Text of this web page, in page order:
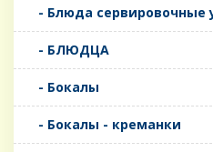
- Блюда сервировочные
- БЛЮДЦА
- Бокалы
- Бокалы - креманки